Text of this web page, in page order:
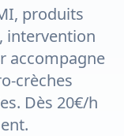
produits
intervention
accompagne
crèches
Dès 20€/h